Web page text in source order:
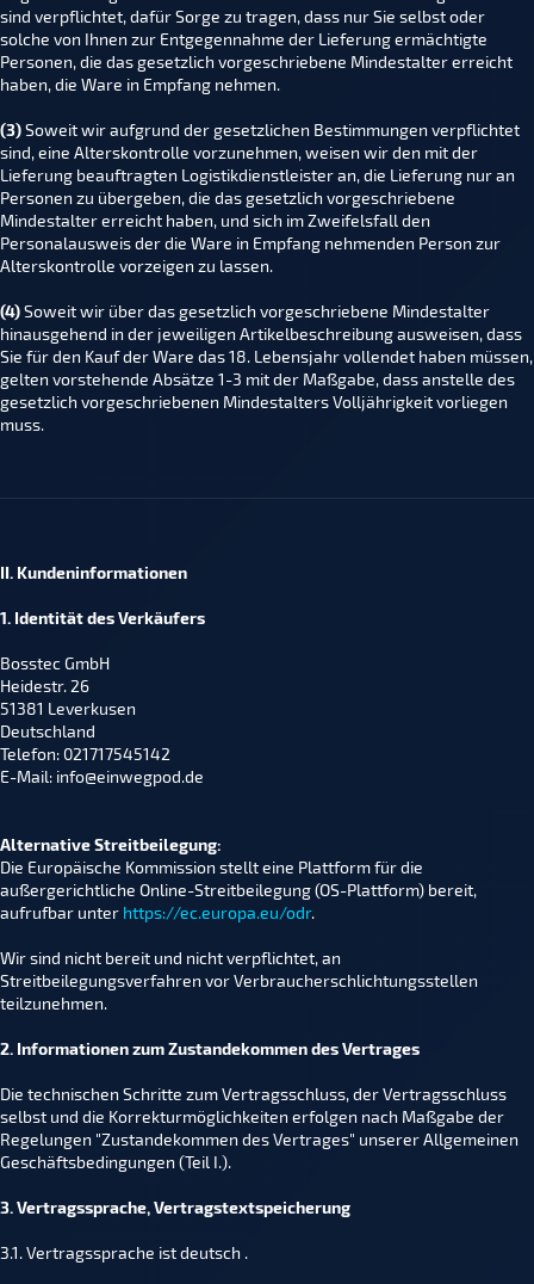
sind verpflichtet, dafür Sorge zu tragen, dass nur Sie selbst oder
solche von Ihnen zur Entgegennahme der Lieferung ermächtigte
Personen, die das gesetzlich vorgeschriebene Mindestalter erreicht
haben, die Ware in Empfang nehmen.
(3)Soweit wir aufgrund der gesetzlichen Bestimmungen verpflichtet
sind, eine Alterskontrolle vorzunehmen, weisen wir den mit der
Lieferung beauftragten Logistikdienstleister an, die Lieferung nur an
Personen zu übergeben, die das gesetzlich vorgeschriebene
Mindestalter erreicht haben, und sich im Zweifelsfall den
Personalausweis der die Ware in Empfang nehmenden Person zur
Alterskontrolle vorzeigen zu lassen.
(4)Soweit wir über das gesetzlich vorgeschriebene Mindestalter
hinausgehend in der jeweiligen Artikelbeschreibung ausweisen, dass
Sie für den Kauf der Ware das 18. Lebensjahr vollendet haben müssen,
gelten vorstehende Absätze 1-3 mit der Maßgabe, dass anstelle des
gesetzlich vorgeschriebenen Mindestalters Volljährigkeit vorliegen
muss.
II. Kundeninformationen
1. Identität des Verkäufers
Bosstec GmbH
Heidestr. 26
51381 Leverkusen
Deutschland
Telefon: 021717545142
E-Mail: info@einwegpod.de
Alternative Streitbeilegung:
Die Europäische Kommission stellt eine Plattform für die
außergerichtliche Online-Streitbeilegung (OS-Plattform) bereit,
aufrufbar unter https://ec.europa.eu/odr.
Wir sind nicht bereit und nicht verpflichtet, an
Streitbeilegungsverfahren vor Verbraucherschlichtungsstellen
teilzunehmen.
2. Informationen zum Zustandekommen des Vertrages
Die technischen Schritte zum Vertragsschluss, der Vertragsschluss
selbst und die Korrekturmöglichkeiten erfolgen nach Maßgabe der
Regelungen "Zustandekommen des Vertrages" unserer Allgemeinen
Geschäftsbedingungen (Teil I.).
3. Vertragssprache, Vertragstextspeicherung
3.1. Vertragssprache ist deutsch .